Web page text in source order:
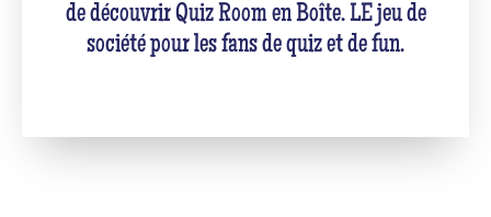
de découvrir Quiz Room en Boîte. LE jeu de
société pour les fans de quiz et de fun.